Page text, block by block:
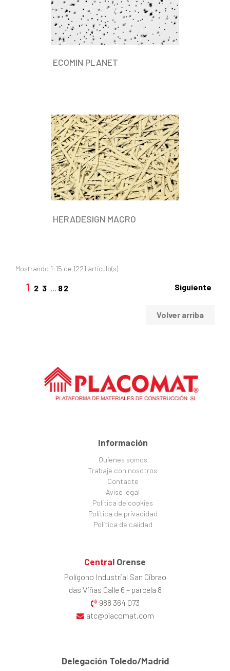
ECOMIN PLANET
HERADESIGN MACRO
Mostrando 1-15 de 1221 artículo(s)
1 2 3 … 82 Siguiente
Volver arriba
Información
Quienes somos
Trabaje con nosotros
Contacte
Aviso legal
Política de cookies
Política de privacidad
Política de calidad
Central Orense
Polígono Industrial San Cibrao
das Viñas Calle 6 – parcela 8
988 364 073
atc@placomat.com
Delegación Toledo/Madrid